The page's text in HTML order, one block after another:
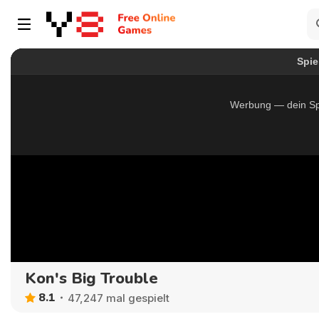
Kon's Big Trouble
8.1 47,247 mal gespielt